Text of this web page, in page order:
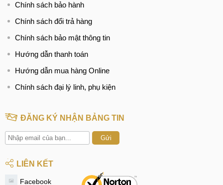
Chính sách bảo hành
Chính sách đổi trả hàng
Chính sách bảo mật thông tin
Hướng dẫn thanh toán
Hướng dẫn mua hàng Online
Chính sách đại lý linh, phụ kiện
ĐĂNG KÝ NHẬN BẢNG TIN
Gửi
LIÊN KẾT
Facebook